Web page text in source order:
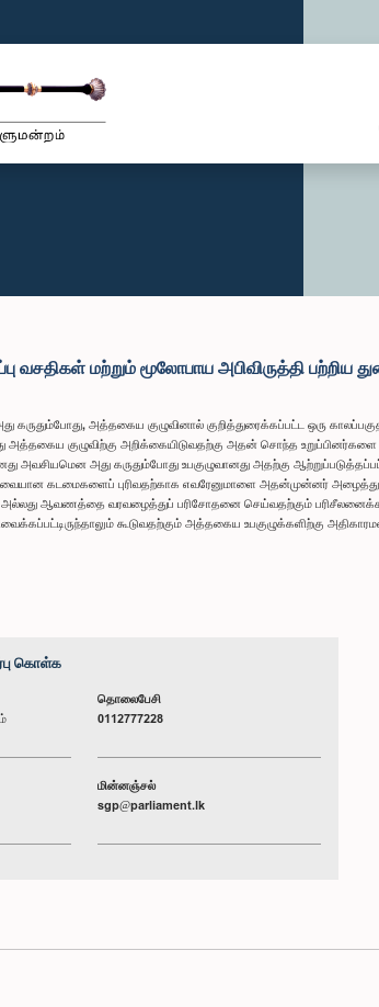
வசதிகள் மற்றும் மூலோபாய அபிவிருத்தி பற்றிய
கருதும்போது, அத்தகைய குழுவினால் குறித்துரைக்கப்பட்ட ஒரு
குழுவிற்கு அறிக்கையிடுவதற்கு அதன் சொந்த உறுப்பினர்களை
அவசியமென அது கருதும்போது உபகுழுவானது அதற்கு
கடமைகளைப் புரிவதற்காக எவரேனுமாளை அதன்முன்னர்
அல்லது ஆவணத்தை வரவழைத்துப் பரிசோதனை செய்வதற்கும்
கூடுவதற்கும் அத்தகைய உபகுழுக்களிற்கு
கொள்க
தொலைபேசி
0112777228
மின்னஞ்சல்
sgp@parliament.lk